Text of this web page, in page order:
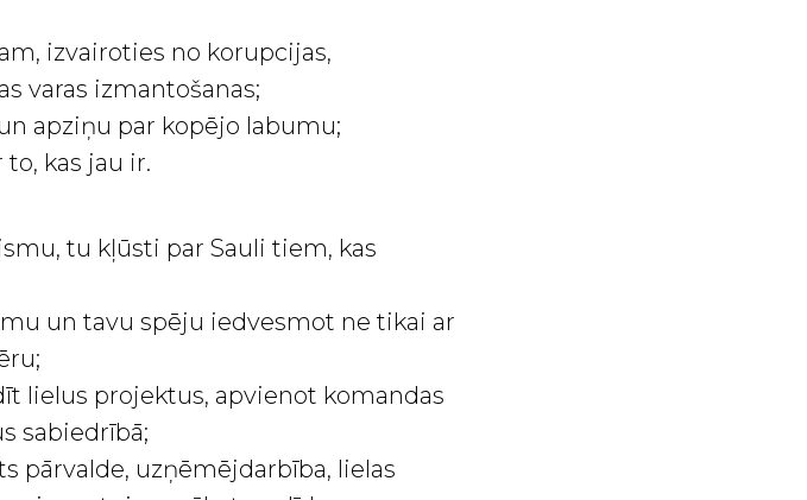
izvairoties no korupcijas,
varas izmantošanas;
apziņu par kopējo labumu;
kas jau ir.
tu kļūsti par Sauli tiem, kas
un tavu spēju iedvesmot ne tikai ar
lielus projektus, apvienot komandas
sabiedrībā;
pārvalde, uzņēmējdarbība, lielas